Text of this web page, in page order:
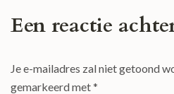
Een reactie
Je e-mailadres zal niet getoond
gemarkeerd met*